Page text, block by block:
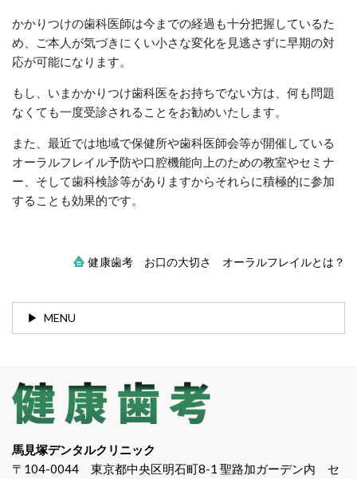
かかりつけの歯科医師は今までの経過も十分把握しているた
め、ご本人が気づきにくい小さな変化を見逃さずに早期の対
応が可能になります。
もし、いまかかりつけ歯科医をお持ちでない方は、何も問題
なくても一度受診されることをお勧めいたします。
また、最近では地域で保健所や歯科医師会等が開催している
オーラルフレイル予防や口腔機能向上のための教室やセミナ
ー、そして歯科検診等がありますからそれらに積極的に参加
することも効果的です。
健康歯考 お口の大切さ オーラルフレイルとは？
MENU
馬見塚デンタルクリニック
〒104-0044 東京都中央区明石町8-1 聖路加ガーデン内 セ